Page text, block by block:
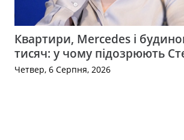
Квартири, Mercedes і
тисяч: у чому підозрюють
Четвер, 6 Серпня, 2026